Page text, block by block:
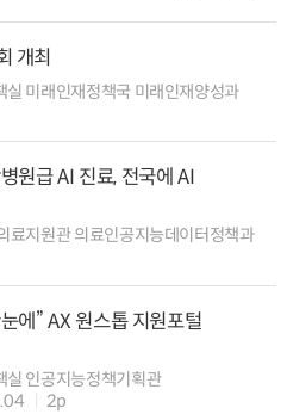
개최
미래인재정책국 미래인재양성과
원급 AI 진료, 전국에 AI
료지원관 의료인공지능데이터정책과
에” AX 원스톱 지원포털
실 인공지능정책기획관
2p